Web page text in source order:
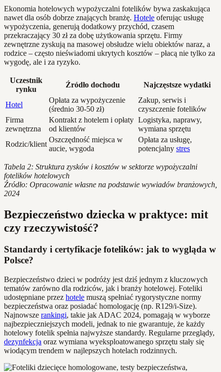
Ekonomia hotelowych wypożyczalni fotelików bywa zaskakująca
nawet dla osób dobrze znających branżę. Hotele oferując usługę
wypożyczenia, generują dodatkowy przychód, czasem
przekraczający 30 zł za dobę użytkowania sprzętu. Firmy
zewnętrzne zyskują na masowej obsłudze wielu obiektów naraz, a
rodzice – często nieświadomi ukrytych kosztów – płacą nie tylko za
wygodę, ale i za ryzyko.
Uczestnik
rynku
Źródło dochodu Najczęstsze wydatki
Hotel
Opłata za wypożyczenie
(średnio 30-50 zł)
Zakup, serwis i
czyszczenie fotelików
Firma
zewnętrzna
Kontrakt z hotelem i opłaty
od klientów
Logistyka, naprawy,
wymiana sprzętu
Rodzic/klient
Oszczędność miejsca w
aucie, wygoda
Opłata za usługę,
potencjalny stres
Tabela 2: Struktura zysków i kosztów w sektorze wypożyczalni
fotelików hotelowych
Źródło: Opracowanie własne na podstawie wywiadów branżowych,
2024
Bezpieczeństwo dziecka w praktyce: mit
czy rzeczywistość?
Standardy i certyfikacje fotelików: jak to wygląda w
Polsce?
Bezpieczeństwo dzieci w podróży jest dziś jednym z kluczowych
tematów zarówno dla rodziców, jak i branży hotelowej. Foteliki
udostępniane przez hotele muszą spełniać rygorystyczne normy
bezpieczeństwa oraz posiadać homologację (np. R129/i-Size).
Najnowsze rankingi, takie jak ADAC 2024, pomagają w wyborze
najbezpieczniejszych modeli, jednak to nie gwarantuje, że każdy
hotelowy fotelik spełnia najwyższe standardy. Regularne przeglądy,
dezynfekcja oraz wymiana wyeksploatowanego sprzętu stały się
wiodącym trendem w najlepszych hotelach rodzinnych.